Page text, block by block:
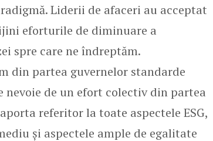
Liderii de afaceri au acceptat
eforturile de diminuare a
spre care ne îndreptăm.
din partea guvernelor standarde
de un efort colectiv din partea
referitor la toate aspectele ESG,
și aspectele ample de egalitate